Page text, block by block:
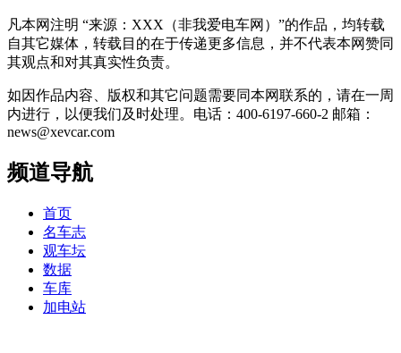
凡本网注明 “来源：XXX（非我爱电车网）”的作品，均转载
自其它媒体，转载目的在于传递更多信息，并不代表本网赞同
其观点和对其真实性负责。
如因作品内容、版权和其它问题需要同本网联系的，请在一周
内进行，以便我们及时处理。电话：400-6197-660-2 邮箱：
news@xevcar.com
频道导航
首页
名车志
观车坛
数据
车库
加电站